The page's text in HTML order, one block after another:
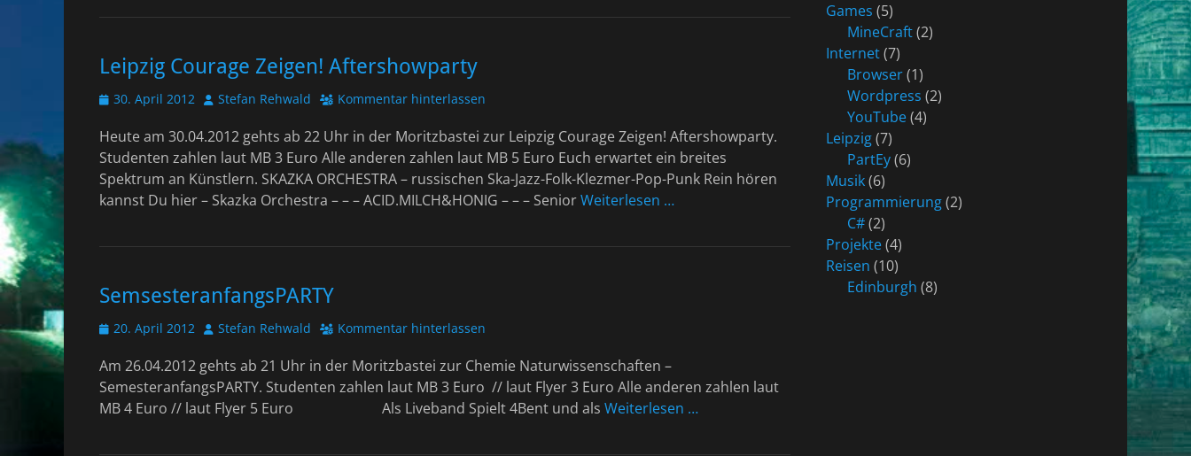
Leipzig Courage Zeigen! Aftershowparty
Veröffentlicht
30. April 2012 AutorStefan Rehwald Kommentar hinterlassen
Heute am 30.04.2012 gehts ab 22 Uhr in der Moritzbastei zur Leipzig Courage Zeigen! Aftershowparty.
Studenten zahlen laut MB 3 Euro Alle anderen zahlen laut MB 5 Euro Euch erwartet ein breites
Spektrum an Künstlern. SKAZKA ORCHESTRA – russischen Ska-Jazz-Folk-Klezmer-Pop-Punk Rein hören
kannst Du hier – Skazka Orchestra – – – ACID.MILCH&HONIG – – – SeniorWeiterlesen …
SemsesteranfangsPARTY
Veröffentlicht
20. April 2012 AutorStefan Rehwald Kommentar hinterlassen
Am 26.04.2012 gehts ab 21 Uhr in der Moritzbastei zur Chemie Naturwissenschaften –
SemesteranfangsPARTY. Studenten zahlen laut MB 3 Euro // laut Flyer 3 Euro Alle anderen zahlen laut
MB 4 Euro // laut Flyer 5 Euro Als Liveband Spielt 4Bent und als Weiterlesen …
Games (5)
MineCraft(2)
Internet(7)
Browser(1)
Wordpress (2)
YouTube(4)
Leipzig(7)
PartEy(6)
Musik(6)
Programmierung(2)
C#(2)
Projekte(4)
Reisen (10)
Edinburgh (8)